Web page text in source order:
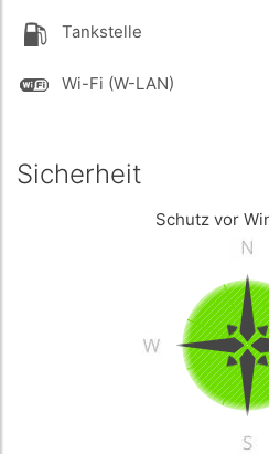
Tankstelle
Wi-Fi (W-LAN)
Sicherheit
Schutz vor